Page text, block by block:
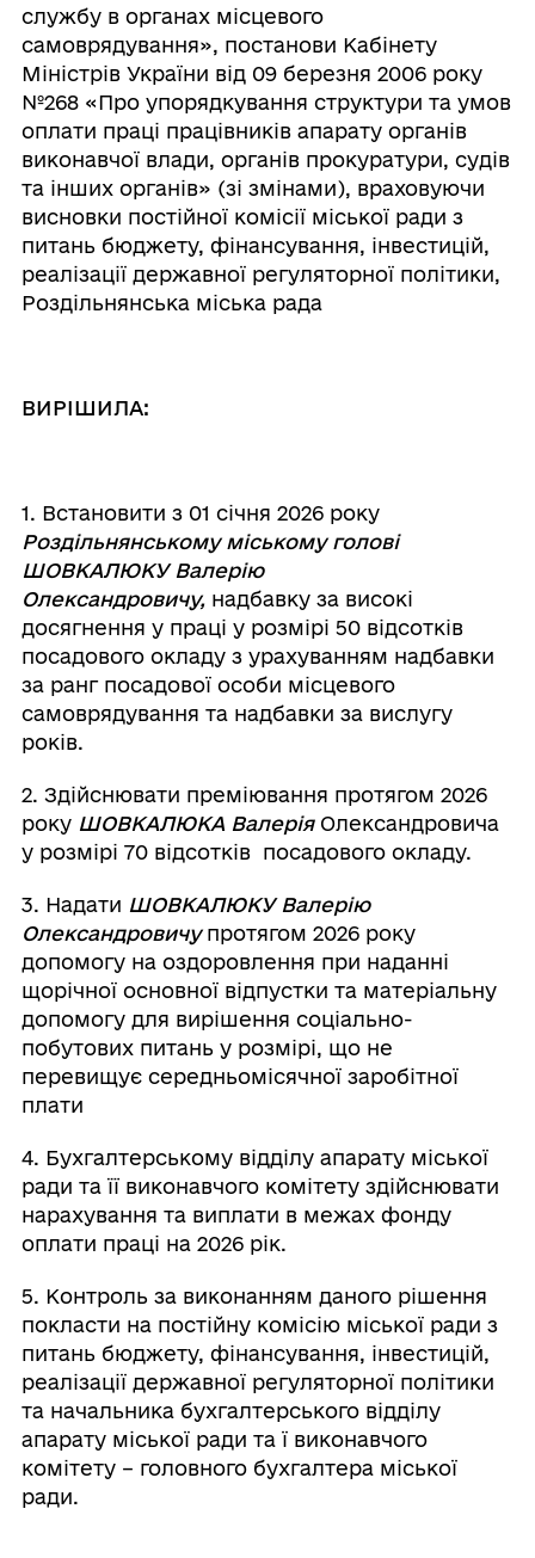
службу в органах місцевого
самоврядування», постанови Кабінету
Міністрів України від 09 березня 2006 року
№268 «Про упорядкування структури та умов
оплати праці працівників апарату органів
виконавчої влади, органів прокуратури, судів
та інших органів» (зі змінами), враховуючи
висновки постійної комісії міської ради з
питань бюджету, фінансування, інвестицій,
реалізації державної регуляторної політики,
Роздільнянська міська рада
ВИРІШИЛА:
1. Встановити з 01 січня 2026 року
Роздільнянському міському голові
ШОВКАЛЮКУ Валерію
Олександровичу, надбавку за високі
досягнення у праці у розмірі 50 відсотків
посадового окладу з урахуванням надбавки
за ранг посадової особи місцевого
самоврядування та надбавки за вислугу
років.
2. Здійснювати преміювання протягом 2026
року ШОВКАЛЮКА Валерія Олександровича
у розмірі 70 відсотків посадового окладу.
3. Надати ШОВКАЛЮКУ Валерію
Олександровичупротягом 2026 року
допомогу на оздоровлення при наданні
щорічної основної відпустки та матеріальну
допомогу для вирішення соціально-
побутових питань у розмірі, що не
перевищує середньомісячної заробітної
плати
4. Бухгалтерському відділу апарату міської
ради та її виконавчого комітету здійснювати
нарахування та виплати в межах фонду
оплати праці на 2026 рік.
5. Контроль за виконанням даного рішення
покласти на постійну комісію міської ради з
питань бюджету, фінансування, інвестицій,
реалізації державної регуляторної політики
та начальника бухгалтерського відділу
апарату міської ради та ї виконавчого
комітету – головного бухгалтера міської
ради.